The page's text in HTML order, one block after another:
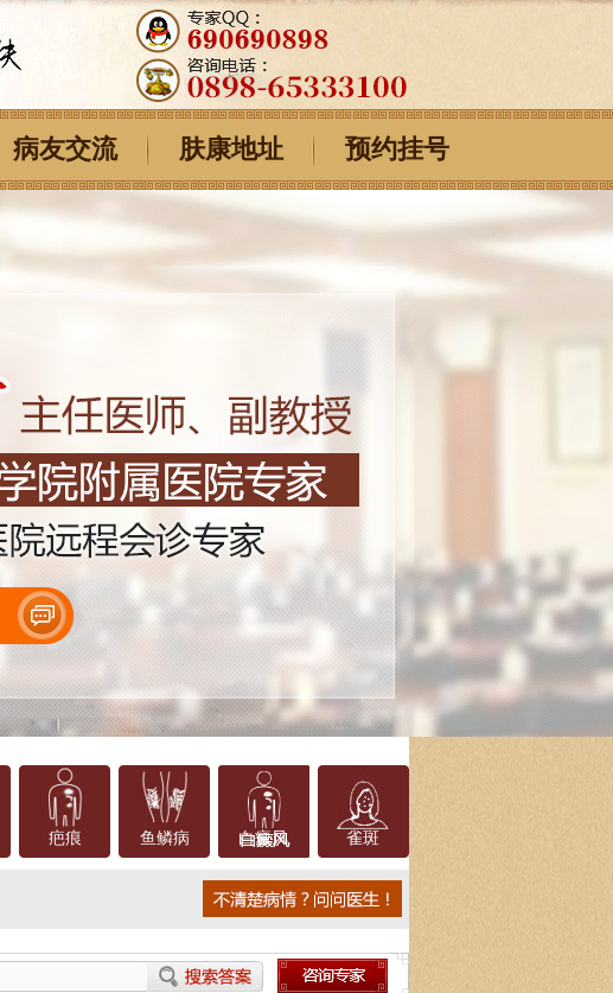
病友交流 肤康地址 预约挂号
疤痕 鱼鳞病 白癜风 雀斑